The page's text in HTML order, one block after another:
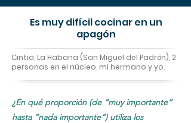
Es muy difícil cocinar en un
apagón
Cintia, La Habana (San Miguel del Padrón), 2
personas en el núcleo, mi hermano y yo.
¿En qué proporción (de “muy importante”
hasta “nada importante”) utiliza los